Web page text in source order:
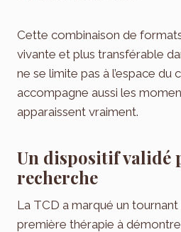
Cette combinaison de
vivante et plus transférable
ne se limite pas à l’espace du
accompagne aussi les
apparaissent vraiment.
Un dispositif validé
recherche
La TCD a marqué un
première thérapie à